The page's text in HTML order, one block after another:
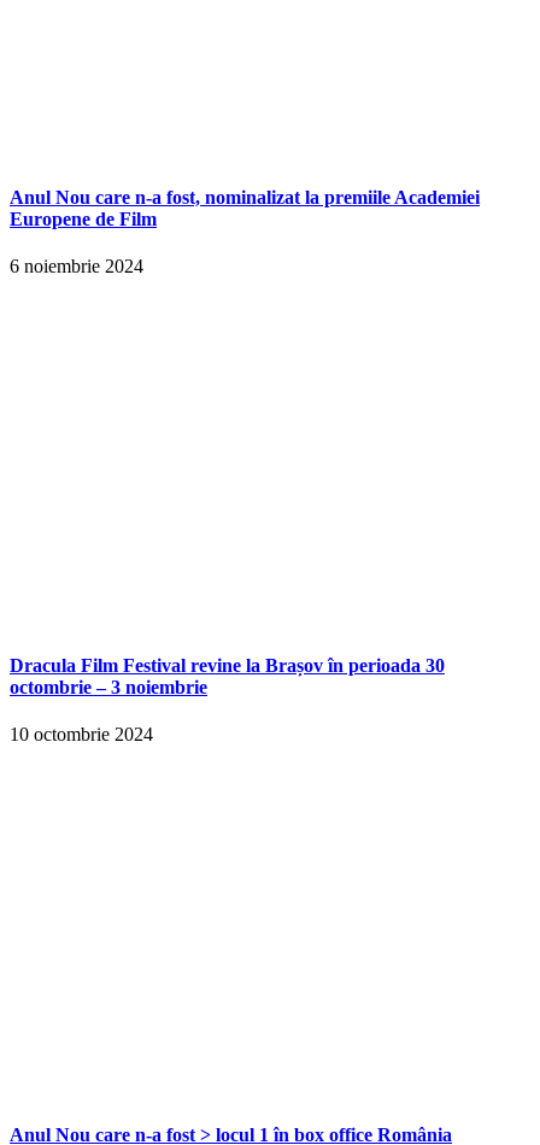
Anul Nou care n-a fost, nominalizat la premiile Academiei
Europene de Film
6 noiembrie 2024
Dracula Film Festival revine la Brașov în perioada 30
octombrie – 3 noiembrie
10 octombrie 2024
Anul Nou care n-a fost > locul 1 în box office România